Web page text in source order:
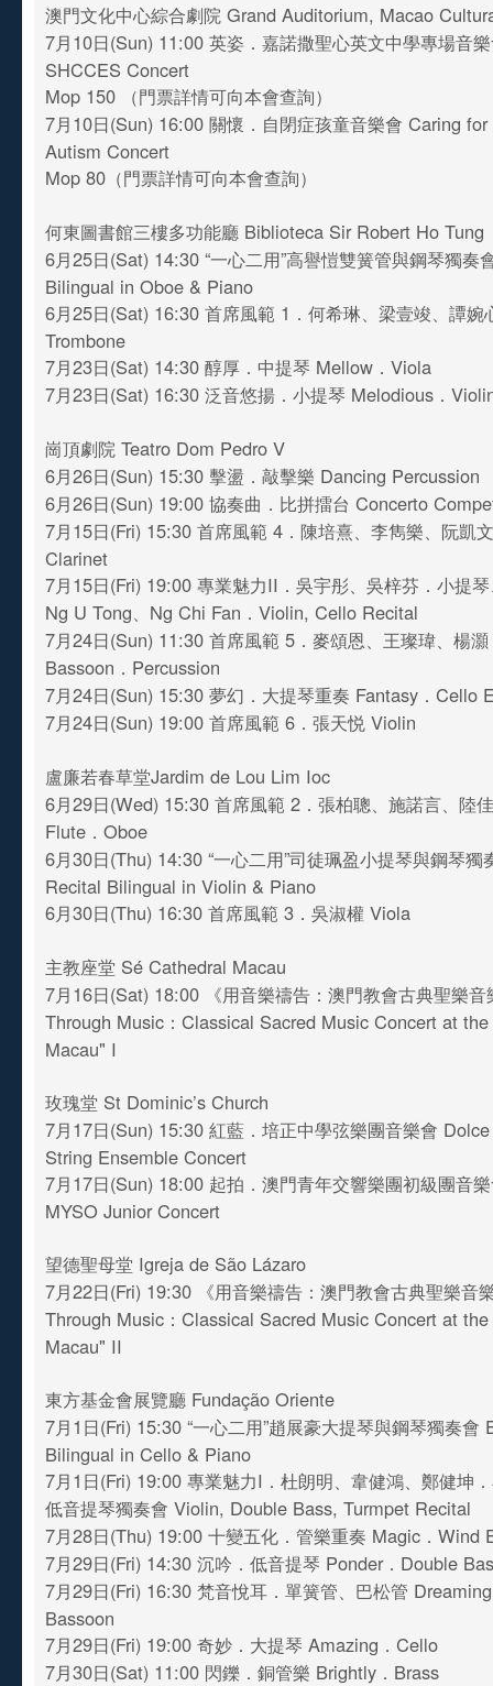
澳門文化中心綜合劇院 Grand Auditorium, Macao
7月10日(Sun) 11:00 英姿．嘉諾撒聖心英文中學專場音
SHCCES Concert
Mop 150 （門票詳情可向本會查詢）
7月10日(Sun) 16:00 關懷．自閉症孩童音樂會 Caring
Autism Concert
Mop 80（門票詳情可向本會查詢）
何東圖書館三樓多功能廳 Biblioteca Sir Robert Ho Tung
6月25日(Sat) 14:30 “一心二用”高譽愷雙簧管與鋼琴獨奏
Bilingual in Oboe & Piano
6月25日(Sat) 16:30 首席風範 1．何希琳、梁壹竣、譚婉
Trombone
7月23日(Sat) 14:30 醇厚．中提琴 Mellow．Viola
7月23日(Sat) 16:30 泛音悠揚．小提琴 Melodious．
崗頂劇院 Teatro Dom Pedro V
6月26日(Sun) 15:30 擊盪．敲擊樂 Dancing Percussion
6月26日(Sun) 19:00 協奏曲．比拼擂台 Concerto
7月15日(Fri) 15:30 首席風範 4．陳培熹、李雋樂、阮凱
Clarinet
7月15日(Fri) 19:00 專業魅力II．吳宇彤、吳梓芬．小提
Ng U Tong、Ng Chi Fan．Violin, Cello Recital
7月24日(Sun) 11:30 首席風範 5．麥頌恩、王璨瑋、楊
Bassoon．Percussion
7月24日(Sun) 15:30 夢幻．大提琴重奏 Fantasy．Cello
7月24日(Sun) 19:00 首席風範 6．張天悦 Violin
盧廉若春草堂Jardim de Lou Lim Ioc
6月29日(Wed) 15:30 首席風範 2．張柏聰、施諾言、陸
Flute．Oboe
6月30日(Thu) 14:30 “一心二用”司徒珮盈小提琴與鋼琴獨
Recital Bilingual in Violin & Piano
6月30日(Thu) 16:30 首席風範 3．吳淑權 Viola
主教座堂 Sé Cathedral Macau
7月16日(Sat) 18:00 《用音樂禱告：澳門教會古典聖樂
Through Music：Classical Sacred Music Concert at
Macau" I
玫瑰堂 St Dominic’s Church
7月17日(Sun) 15:30 紅藍．培正中學弦樂團音樂會
String Ensemble Concert
7月17日(Sun) 18:00 起拍．澳門青年交響樂團初級團音
MYSO Junior Concert
望德聖母堂 Igreja de São Lázaro
7月22日(Fri) 19:30 《用音樂禱告：澳門教會古典聖樂音
Through Music：Classical Sacred Music Concert at
Macau" II
東方基金會展覽廳 Fundação Oriente
7月1日(Fri) 15:30 “一心二用”趙展豪大提琴與鋼琴獨奏會
Bilingual in Cello & Piano
7月1日(Fri) 19:00 專業魅力I．杜朗明、韋健鴻、鄭健坤
低音提琴獨奏會 Violin, Double Bass, Turmpet Recital
7月28日(Thu) 19:00 十變五化．管樂重奏 Magic．Wind
7月29日(Fri) 14:30 沉吟．低音提琴 Ponder．Double
7月29日(Fri) 16:30 梵音悅耳．單簧管、巴松管
Bassoon
7月29日(Fri) 19:00 奇妙．大提琴 Amazing．Cello
7月30日(Sat) 11:00 閃鑠．銅管樂 Brightly．Brass